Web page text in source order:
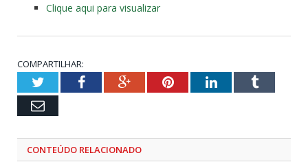
Clique aqui para visualizar
COMPARTILHAR:
TwitterFacebookGoogle+PinterestLinkedInTumblr
Email
CONTEÚDO RELACIONADO